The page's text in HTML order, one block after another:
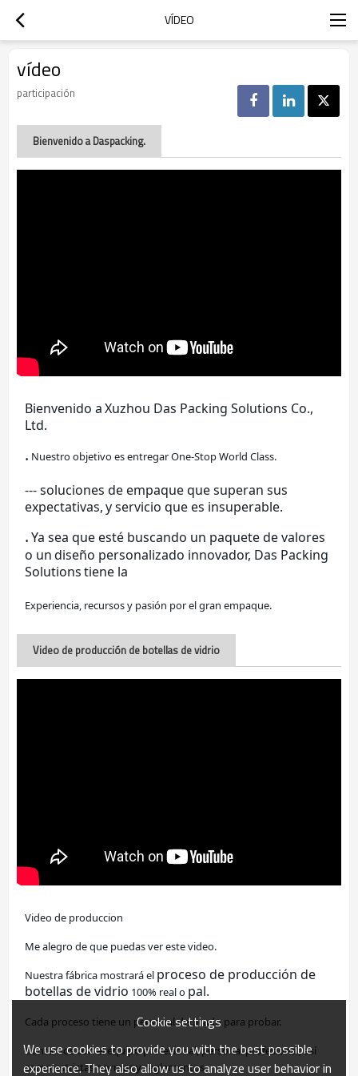
VÍDEO
vídeo
participación
Bienvenido a Daspacking.
Bienvenido aXuzhou Das Packing Solutions Co.,
Ltd.
. Nuestro objetivo es entregar One-Stop World Class.
--- soluciones de empaque que superan sus
expectativas,y servicio que es insuperable.
.Ya sea que esté buscando un paquete de valores
o undiseño personalizado innovador, Das Packing
Solutionstiene la
Experiencia, recursos y pasión por el gran empaque.
Video de producción de botellas de vidrio
Video de produccion
Me alegro de que puedas ver este video.
Nuestra fábrica mostrará el proceso de producción de
botellas de vidrio 100% real o pal.
Cada proceso tiene un personal dedicado para probar.
Contamos con el equipo profesional, personal profesional, así
como estrictas normas y reglamentos.
Cookie settings
We use cookies to provide you with the best possible
experience. They also allow us to analyze user behavior in